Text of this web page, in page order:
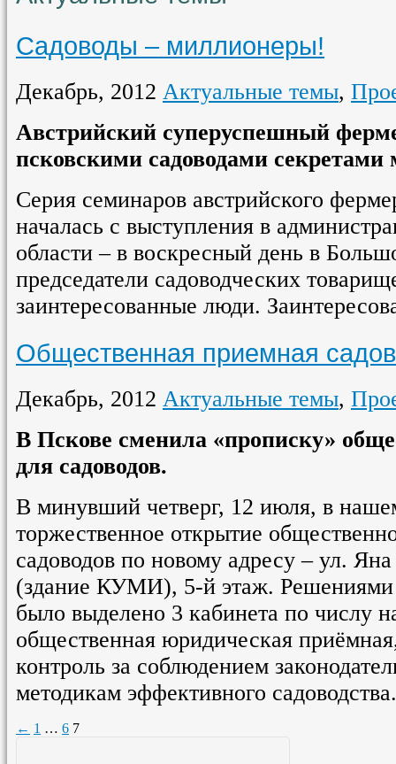
Садоводы – миллионеры!
Декабрь, 2012 Актуальные темы,
Австрийский суперуспешный
псковскими садоводами секретами
Серия семинаров австрийского
началась с выступления в
области – в воскресный день в
председатели садоводческих
заинтересованные люди.
Общественная приемная
Декабрь, 2012 Актуальные темы,
В Пскове сменила «прописку»
для садоводов.
В минувший четверг, 12 июля, в
торжественное открытие
садоводов по новому адресу – ул.
(здание КУМИ), 5-й этаж. Решениями
было выделено 3 кабинета по числу
общественная юридическая
контроль за соблюдением
методикам эффективного
← 1 … 6 7